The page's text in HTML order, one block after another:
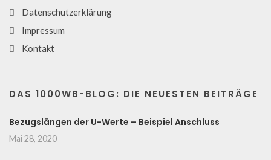
Datenschutzerklärung
Impressum
Kontakt
DAS 1000WB-BLOG: DIE NEUESTEN BEITRÄGE
Bezugslängen der U-Werte – Beispiel Anschluss
Mai 28, 2020